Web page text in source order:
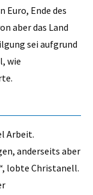
Euro, Ende des
aber das Land
sei aufgrund
wie
Arbeit.
anderseits aber
lobte Christanell.